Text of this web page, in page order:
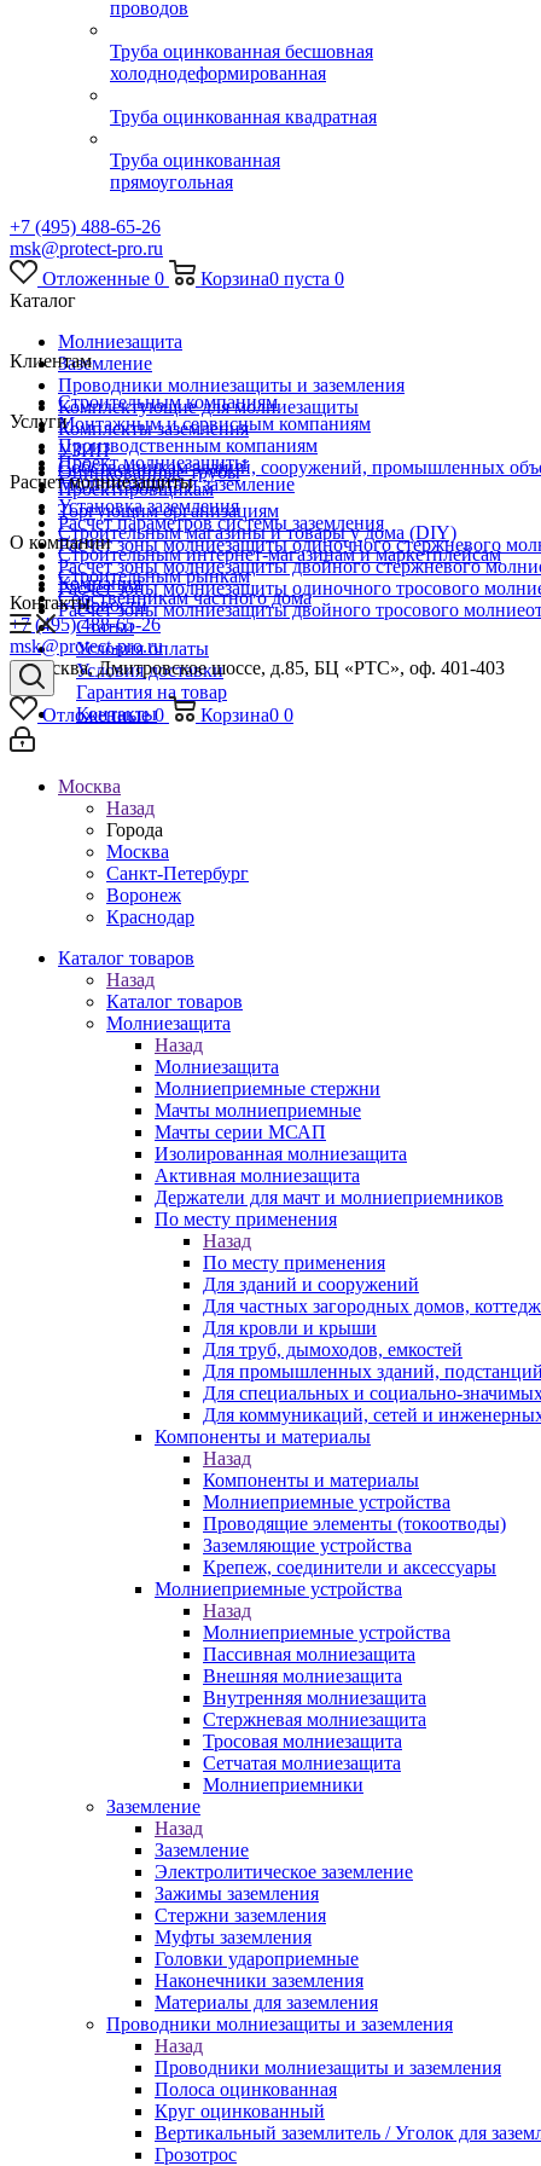
проводов
Труба оцинкованная бесшовная
холоднодеформированная
Труба оцинкованная квадратная
Труба оцинкованная
прямоугольная
+7 (495) 488-65-26
msk@protect-pro.ru
Отложенные 0 Корзина0 пуста 0
Каталог
Молниезащита
Заземление
Проводники молниезащиты и заземления
Комплектующие для молниезащиты
Комплекты заземления
УЗИП
Оцинкованные трубы
Клиентам
Строительным компаниям
Монтажным и сервисным компаниям
Производственным компаниям
Собственникам зданий, сооружений, промышленных
Проектировщикам
Торгующим организациям
Строительным магазины и товары у дома (DIY)
Строительным интернет-магазинам и маркетплейсам
Строительным рынкам
Собственникам частного дома
Услуги
Проект молниезащиты
Молниезащита и заземление
Установка заземления
Расчет молниезащиты
Расчет параметров системы заземления
Расчет зоны молниезащиты одиночного стержневого
Расчет зоны молниезащиты двойного стержневого
Расчет зоны молниезащиты одиночного тросового
Расчет зоны молниезащиты двойного тросового
О компании
Компания
Новости
Статьи
Условия оплаты
Условия доставки
Гарантия на товар
Контакты
Контакты
+7 (495) 488-65-26
msk@protect-pro.ru
г. Москва, Дмитровское шоссе, д.85, БЦ «РТС», оф. 401-403
Отложенные 0 Корзина0 0
Москва
Назад
Города
Москва
Санкт-Петербург
Воронеж
Краснодар
Каталог товаров
Назад
Каталог товаров
Молниезащита
Назад
Молниезащита
Молниеприемные стержни
Мачты молниеприемные
Мачты серии МСАП
Изолированная молниезащита
Активная молниезащита
Держатели для мачт и молниеприемников
По месту применения
Назад
По месту применения
Для зданий и сооружений
Для частных загородных домов,
Для кровли и крыши
Для труб, дымоходов, емкостей
Для промышленных зданий,
Для специальных и социально-
Для коммуникаций, сетей и
Компоненты и материалы
Назад
Компоненты и материалы
Молниеприемные устройства
Проводящие элементы (токоотводы)
Заземляющие устройства
Крепеж, соединители и аксессуары
Молниеприемные устройства
Назад
Молниеприемные устройства
Пассивная молниезащита
Внешняя молниезащита
Внутренняя молниезащита
Стержневая молниезащита
Тросовая молниезащита
Сетчатая молниезащита
Молниеприемники
Заземление
Назад
Заземление
Электролитическое заземление
Зажимы заземления
Стержни заземления
Муфты заземления
Головки удароприемные
Наконечники заземления
Материалы для заземления
Проводники молниезащиты и заземления
Назад
Проводники молниезащиты и заземления
Полоса оцинкованная
Круг оцинкованный
Вертикальный заземлитель / Уголок для
Грозотрос